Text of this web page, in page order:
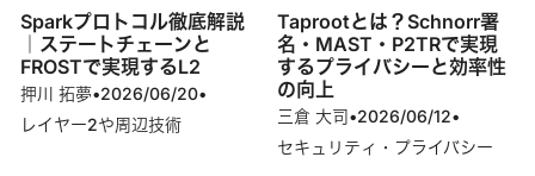
Sparkプロトコル徹底解説
｜ステートチェーンと
FROSTで実現するL2
押川 拓夢•2026/06/20•
レイヤー2や周辺技術
Taprootとは？Schnorr署
名・MAST・P2TRで実現
するプライバシーと効率性
の向上
三倉 大司•2026/06/12•
セキュリティ・プライバシー